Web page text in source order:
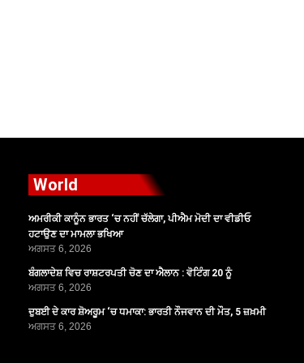
World
ਅਮਰੀਕੀ ਕਾਨੂੰਨ ਭਾਰਤ ‘ਚ ਨਹੀਂ ਚੱਲੇਗਾ, ਪੀਐਮ ਮੋਦੀ ਦਾ ਵੀਡੀਓ
ਹਟਾਉਣ ਦਾ ਮਾਮਲਾ ਭਖਿਆ
ਅਗਸਤ 6, 2026
ਬੰਗਲਾਦੇਸ਼ ਵਿਚ ਰਾਸ਼ਟਰਪਤੀ ਚੋਣ ਦਾ ਐਲਾਨ : ਵੋਟਿੰਗ 20 ਨੂੰ
ਅਗਸਤ 6, 2026
ਦੁਬਈ ਦੇ ਕਾਰ ਸ਼ੋਅਰੂਮ ‘ਚ ਧਮਾਕਾ: ਭਾਰਤੀ ਨੌਜਵਾਨ ਦੀ ਮੌਤ, 5 ਜ਼ਖ਼ਮੀ
ਅਗਸਤ 6, 2026